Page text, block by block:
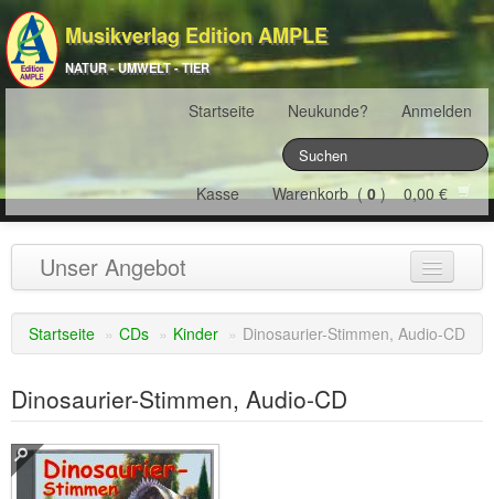
Musikverlag Edition AMPLE
NATUR - UMWELT - TIER
Startseite Neukunde? Anmelden
Kasse Warenkorb (0) 0,00 €
Unser Angebot
NATURJAHR(12)
ÖSTERREICH(22)
FRANKREICH(19)
SCHWEIZ(16)
Startseite » CDs » Kinder » Dinosaurier-Stimmen, Audio-CD
Dinosaurier-Stimmen, Audio-CD